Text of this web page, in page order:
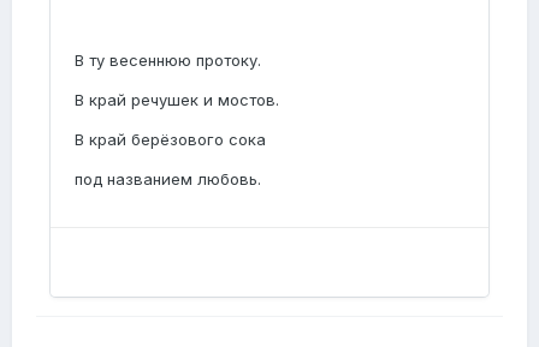
В ту весеннюю протоку.
В край речушек и мостов.
В край берёзового сока
под названием любовь.